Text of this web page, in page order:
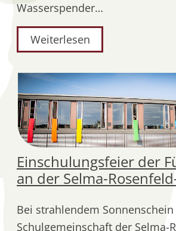
Wasserspender…
Weiterlesen
Einschulungsfeier der
an der Selma-
Bei strahlendem
Schulgemeinschaft der Selma-